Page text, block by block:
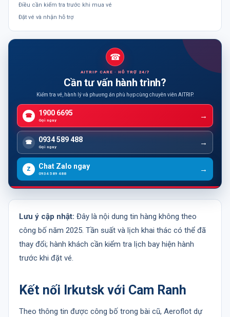
Lưu ý cập nhật: Đây là nội dung tin hàng không theo
công bố năm 2025. Tần suất và lịch khai thác có thể đã
thay đổi; hành khách cần kiểm tra lịch bay hiện hành
trước khi đặt vé.
Kết nối Irkutsk với Cam Ranh
Theo thông tin được công bố trong bài cũ, Aeroflot dự
Điều cần kiểm tra trước khi mua vé
Đặt vé và nhận hỗ trợ
☎
AITRIP CARE · HỖ TRỢ 24/7
Cần tư vấn hành trình?
Kiểm tra vé, hành lý và phương án phù hợp cùng chuyên viên AITRIP.
☎ 1900 6695
Gọi ngay
☎ 0934 589 488
Gọi ngay
Z Chat Zalo ngay
0934 589 488